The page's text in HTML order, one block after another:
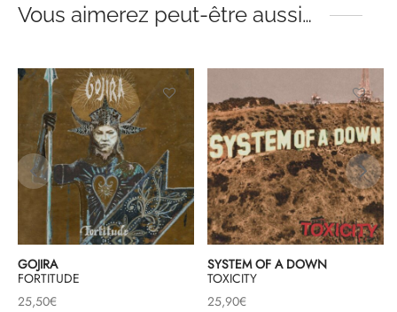
Vous aimerez peut-être aussi…
GOJIRA
FORTITUDE
25,50€
SYSTEM OF A DOWN
TOXICITY
25,90€